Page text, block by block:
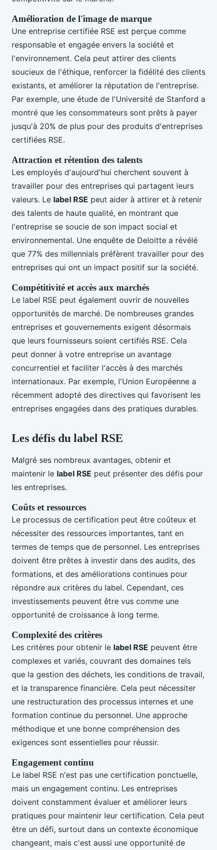
Amélioration de l'image de marque
Une entreprise certifiée RSE est perçue comme
responsable et engagée envers la société et
l'environnement. Cela peut attirer des clients
soucieux de l'éthique, renforcer la fidélité des clients
existants, et améliorer la réputation de l'entreprise.
Par exemple, une étude de l'Université de Stanford a
montré que les consommateurs sont prêts à payer
jusqu'à 20% de plus pour des produits d'entreprises
certifiées RSE.
Attraction et rétention des talents
Les employés d'aujourd'hui cherchent souvent à
travailler pour des entreprises qui partagent leurs
valeurs. Le label RSE peut aider à attirer et à retenir
des talents de haute qualité, en montrant que
l'entreprise se soucie de son impact social et
environnemental. Une enquête de Deloitte a révélé
que 77% des millennials préfèrent travailler pour des
entreprises qui ont un impact positif sur la société.
Compétitivité et accès aux marchés
Le label RSE peut également ouvrir de nouvelles
opportunités de marché. De nombreuses grandes
entreprises et gouvernements exigent désormais
que leurs fournisseurs soient certifiés RSE. Cela
peut donner à votre entreprise un avantage
concurrentiel et faciliter l'accès à des marchés
internationaux. Par exemple, l'Union Européenne a
récemment adopté des directives qui favorisent les
entreprises engagées dans des pratiques durables.
Les défis du label RSE
Malgré ses nombreux avantages, obtenir et
maintenir le label RSE peut présenter des défis pour
les entreprises.
Coûts et ressources
Le processus de certification peut être coûteux et
nécessiter des ressources importantes, tant en
termes de temps que de personnel. Les entreprises
doivent être prêtes à investir dans des audits, des
formations, et des améliorations continues pour
répondre aux critères du label. Cependant, ces
investissements peuvent être vus comme une
opportunité de croissance à long terme.
Complexité des critères
Les critères pour obtenir le label RSE peuvent être
complexes et variés, couvrant des domaines tels
que la gestion des déchets, les conditions de travail,
et la transparence financière. Cela peut nécessiter
une restructuration des processus internes et une
formation continue du personnel. Une approche
méthodique et une bonne compréhension des
exigences sont essentielles pour réussir.
Engagement continu
Le label RSE n'est pas une certification ponctuelle,
mais un engagement continu. Les entreprises
doivent constamment évaluer et améliorer leurs
pratiques pour maintenir leur certification. Cela peut
être un défi, surtout dans un contexte économique
changeant, mais c'est aussi une opportunité de